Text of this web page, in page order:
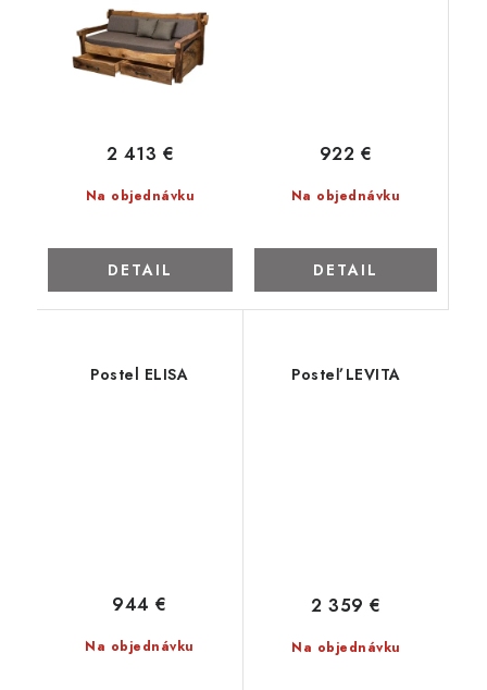
Na objednávku
2 413 €
DETAIL
Na objednávku
922 €
DETAIL
Postel ELISA
Na objednávku
944 €
Posteľ LEVITA
Na objednávku
2 359 €